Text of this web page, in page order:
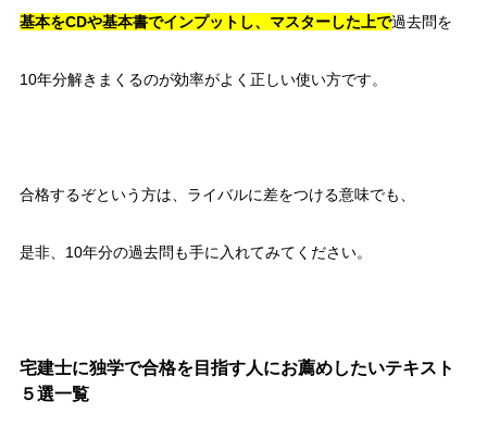
基本をCDや基本書でインプットし、マスターした上で過去問を
10年分解きまくるのが効率がよく正しい使い方です。
合格するぞという方は、ライバルに差をつける意味でも、
是非、10年分の過去問も手に入れてみてください。
宅建士に独学で合格を目指す人にお薦めしたいテキスト
５選一覧